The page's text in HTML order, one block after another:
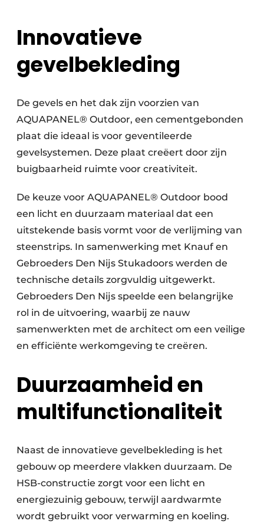
Innovatieve
gevelbekleding
De gevels en het dak zijn voorzien van
AQUAPANEL® Outdoor, een cementgebonden
plaat die ideaal is voor geventileerde
gevelsystemen. Deze plaat creëert door zijn
buigbaarheid ruimte voor creativiteit.
De keuze voor AQUAPANEL® Outdoor bood
een licht en duurzaam materiaal dat een
uitstekende basis vormt voor de verlijming van
steenstrips. In samenwerking met Knauf en
Gebroeders Den Nijs Stukadoors werden de
technische details zorgvuldig uitgewerkt.
Gebroeders Den Nijs speelde een belangrijke
rol in de uitvoering, waarbij ze nauw
samenwerkten met de architect om een veilige
en efficiënte werkomgeving te creëren.
Duurzaamheid en
multifunctionaliteit
Naast de innovatieve gevelbekleding is het
gebouw op meerdere vlakken duurzaam. De
HSB-constructie zorgt voor een licht en
energiezuinig gebouw, terwijl aardwarmte
wordt gebruikt voor verwarming en koeling.